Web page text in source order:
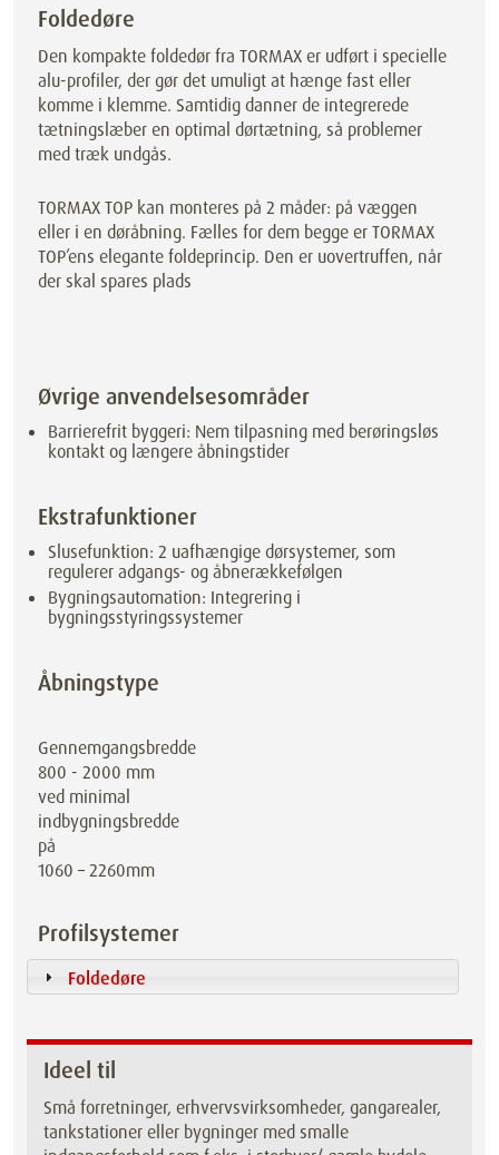
Foldedøre
Den kompakte foldedør fra TORMAX er udført i specielle
alu-profiler, der gør det umuligt at hænge fast eller
komme i klemme. Samtidig danner de integrerede
tætningslæber en optimal dørtætning, så problemer
med træk undgås.
TORMAX TOP kan monteres på 2 måder: på væggen
eller i en døråbning. Fælles for dem begge er TORMAX
TOP’ens elegante foldeprincip. Den er uovertruffen, når
der skal spares plads
Øvrige anvendelsesområder
Barrierefrit byggeri: Nem tilpasning med berøringsløs
kontakt og længere åbningstider
Ekstrafunktioner
Slusefunktion: 2 uafhængige dørsystemer, som
regulerer adgangs- og åbnerækkefølgen
Bygningsautomation: Integrering i
bygningsstyringssystemer
Åbningstype
Gennemgangsbredde
800 - 2000 mm
ved minimal
indbygningsbredde
på
1060 – 2260mm
Profilsystemer
Foldedøre
Ideel til
Små forretninger, erhvervsvirksomheder, gangarealer,
tankstationer eller bygninger med smalle